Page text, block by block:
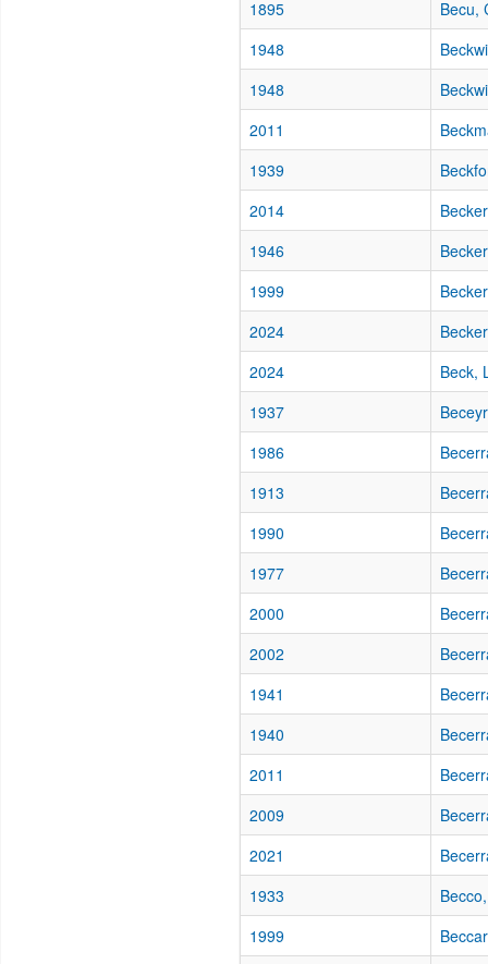
1895
Becu,
1948
1948
2011
1939
2014
1946
1999
2024
2024
Beck,
1937
1986
1913
1990
1977
2000
2002
1941
1940
2011
2009
2021
1933
1999